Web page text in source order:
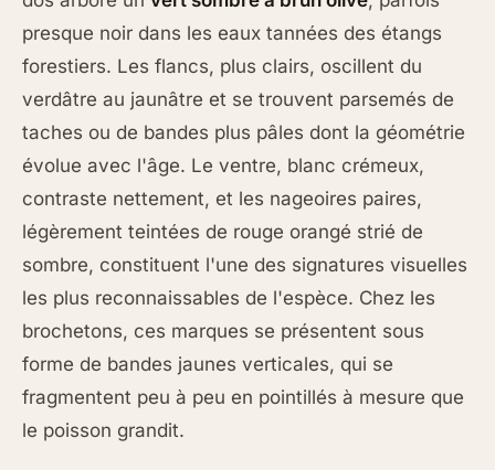
presque noir dans les eaux tannées des étangs
forestiers. Les flancs, plus clairs, oscillent du
verdâtre au jaunâtre et se trouvent parsemés de
taches ou de bandes plus pâles dont la géométrie
évolue avec l'âge. Le ventre, blanc crémeux,
contraste nettement, et les nageoires paires,
légèrement teintées de rouge orangé strié de
sombre, constituent l'une des signatures visuelles
les plus reconnaissables de l'espèce. Chez les
brochetons, ces marques se présentent sous
forme de bandes jaunes verticales, qui se
fragmentent peu à peu en pointillés à mesure que
le poisson grandit.